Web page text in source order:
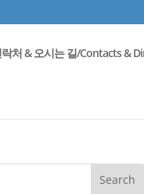
처 & 오시는 길/Contacts &